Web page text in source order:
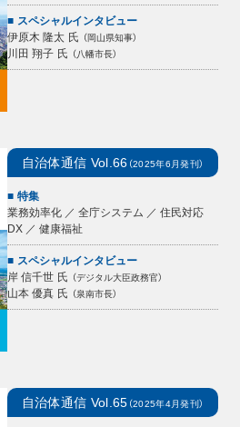
スペシャルインタビュー
伊原木 隆太 氏 （岡山県知事）
川田 翔子 氏 （八幡市長）
自治体通信 Vol.66 （2025年6月発刊）
特集
業務効率化 ／ 全庁システム ／ 住民対応
DX ／ 健康福祉
スペシャルインタビュー
岸 信千世 氏 （デジタル大臣政務官）
山本 優真 氏 （泉南市長）
自治体通信 Vol.65 （2025年4月発刊）